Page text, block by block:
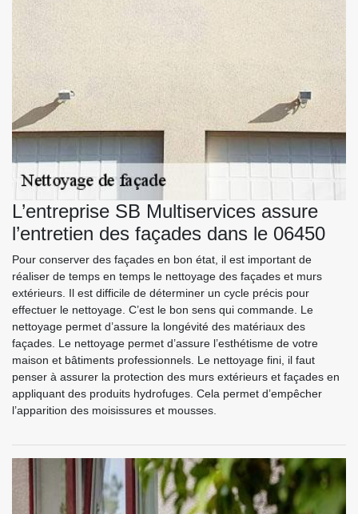
L’entreprise SB Multiservices assure
l’entretien des façades dans le 06450
Pour conserver des façades en bon état, il est important de
réaliser de temps en temps le nettoyage des façades et murs
extérieurs. Il est difficile de déterminer un cycle précis pour
effectuer le nettoyage. C’est le bon sens qui commande. Le
nettoyage permet d’assure la longévité des matériaux des
façades. Le nettoyage permet d’assure l’esthétisme de votre
maison et bâtiments professionnels. Le nettoyage fini, il faut
penser à assurer la protection des murs extérieurs et façades en
appliquant des produits hydrofuges. Cela permet d’empêcher
l’apparition des moisissures et mousses.